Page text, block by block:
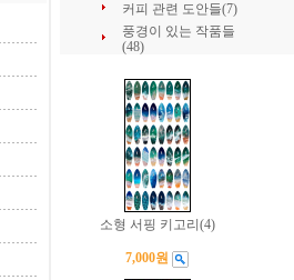
커피 관련 도안들(7)
풍경이 있는 작품들
(48)
소형 서핑 키고리(4)
7,000원